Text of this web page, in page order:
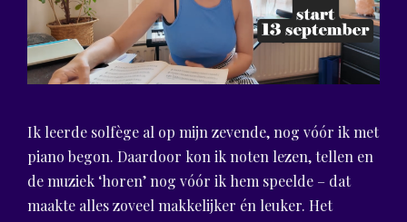
Ik leerde solfège al op mijn zevende, nog vóór ik met
piano begon. Daardoor kon ik noten lezen, tellen en
de muziek ‘horen’ nog vóór ik hem speelde – dat
maakte alles zoveel makkelijker én leuker. Het